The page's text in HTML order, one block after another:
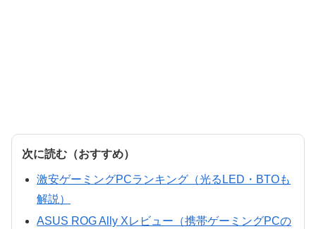
次に読む（おすすめ）
激安ゲーミングPCランキング（光るLED・BTOも
解説）
ASUS ROG Ally Xレビュー（携帯ゲーミングPCの